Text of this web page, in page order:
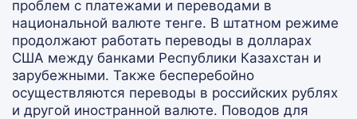
проблем с платежами и переводами в
национальной валюте тенге. В штатном режиме
продолжают работать переводы в долларах
США между банками Республики Казахстан и
зарубежными. Также бесперебойно
осуществляются переводы в российских рублях
и другой иностранной валюте. Поводов для